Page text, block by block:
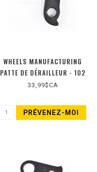
WHEELS MANUFACTURING
PATTE DE DÉRAILLEUR - 102
33,99$CA
PRÉVENEZ-MOI